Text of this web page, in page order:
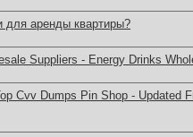
для аренды квартиры?
Suppliers - Energy Drinks
Cvv Dumps Pin Shop - Updated